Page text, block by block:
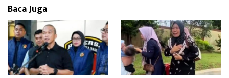
n
Baca Juga